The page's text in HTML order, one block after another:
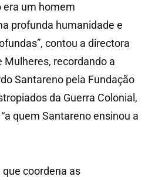
era um homem
profunda humanidade e
contou a directora
Mulheres, recordando a
Santareno pela Fundação
da Guerra Colonial,
quem Santareno ensinou a
que coordena as